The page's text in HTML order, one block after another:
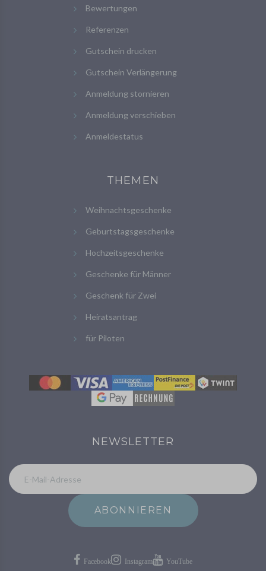
Bewertungen
Referenzen
Gutschein drucken
Gutschein Verlängerung
Anmeldung stornieren
Anmeldung verschieben
Anmeldestatus
THEMEN
Weihnachtsgeschenke
Geburtstagsgeschenke
Hochzeitsgeschenke
Geschenke für Männer
Geschenk für Zwei
Heiratsantrag
für Piloten
NEWSLETTER
ABONNIEREN